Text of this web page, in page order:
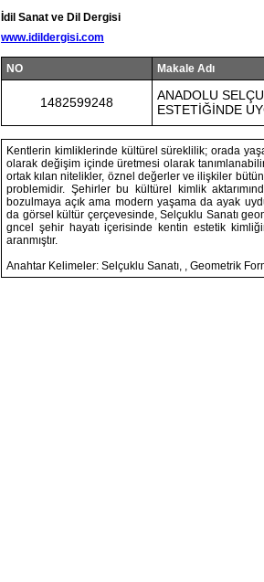
İdil Sanat ve Dil Dergisi
www.idildergisi.com
NO Makale Adı
1482599248
ANADOLU
ESTETİĞİNDE
Kentlerin kimliklerinde kültürel süreklilik; orada
olarak değişim içinde üretmesi olarak
ortak kılan nitelikler, öznel değerler ve ilişkiler
problemidir. Şehirler bu kültürel kimlik
bozulmaya açık ama modern yaşama da ayak
da görsel kültür çerçevesinde, Selçuklu Sanatı
gncel şehir hayatı içerisinde kentin estetik
aranmıştır.
Anahtar Kelimeler: Selçuklu Sanatı, , Geometrik